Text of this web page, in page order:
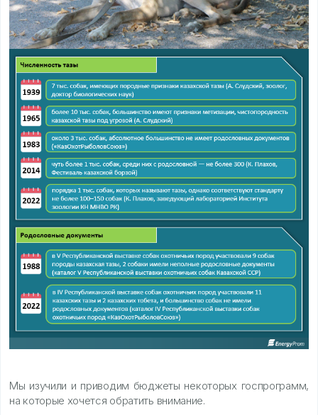
Мы изучили и приводим бюджеты некоторых госпрограмм,
на которые хочется обратить внимание.